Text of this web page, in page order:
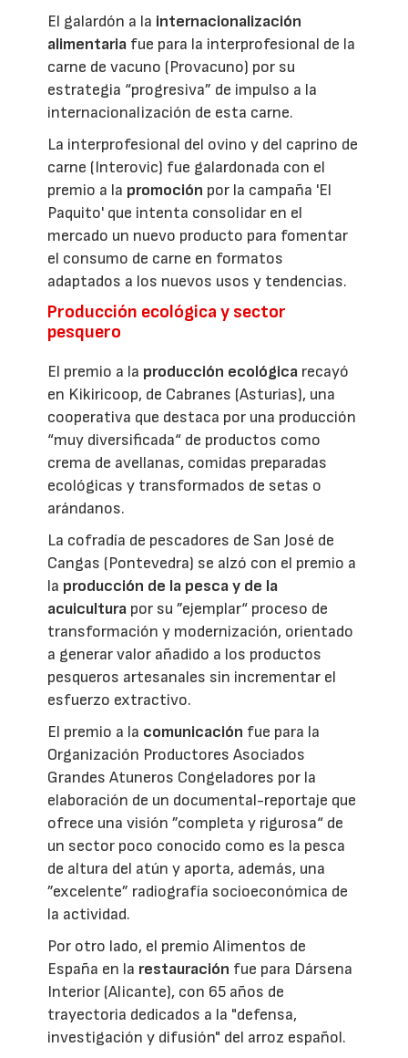
El galardón a la internacionalización
alimentaria fue para la interprofesional de la
carne de vacuno (Provacuno) por su
estrategia “progresiva” de impulso a la
internacionalización de esta carne.
La interprofesional del ovino y del caprino de
carne (Interovic) fue galardonada con el
premio a la promoción por la campaña 'El
Paquito' que intenta consolidar en el
mercado un nuevo producto para fomentar
el consumo de carne en formatos
adaptados a los nuevos usos y tendencias.
Producción ecológica y sector
pesquero
El premio a la producción ecológica recayó
en Kikiricoop, de Cabranes (Asturias), una
cooperativa que destaca por una producción
“muy diversificada“ de productos como
crema de avellanas, comidas preparadas
ecológicas y transformados de setas o
arándanos.
La cofradía de pescadores de San José de
Cangas (Pontevedra) se alzó con el premio a
la producción de la pesca y de la
acuicultura por su ”ejemplar“ proceso de
transformación y modernización, orientado
a generar valor añadido a los productos
pesqueros artesanales sin incrementar el
esfuerzo extractivo.
El premio a la comunicación fue para la
Organización Productores Asociados
Grandes Atuneros Congeladores por la
elaboración de un documental-reportaje que
ofrece una visión ”completa y rigurosa“ de
un sector poco conocido como es la pesca
de altura del atún y aporta, además, una
”excelente” radiografía socioeconómica de
la actividad.
Por otro lado, el premio Alimentos de
España en la restauración fue para Dársena
Interior (Alicante), con 65 años de
trayectoria dedicados a la "defensa,
investigación y difusión" del arroz español.